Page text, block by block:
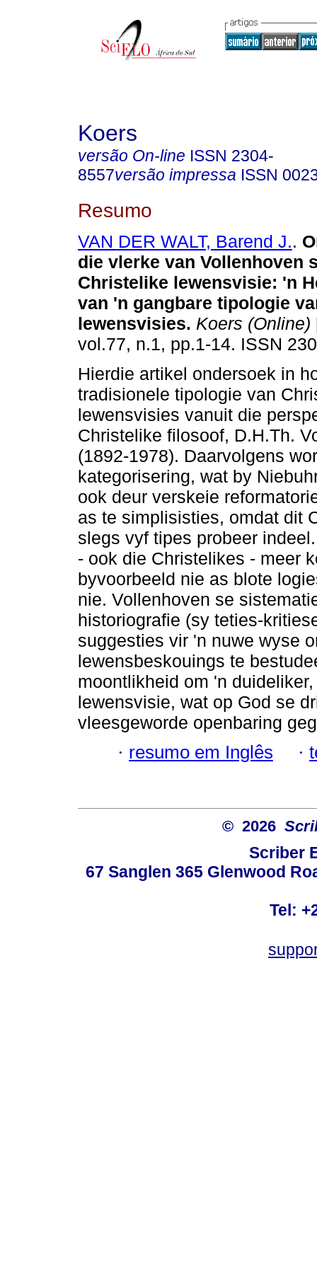
Koers
versão On-line ISSN 2304-
8557versão impressa ISSN
Resumo
VAN DER WALT, Barend J..
die vlerke van Vollenhoven
Christelike lewensvisie: 'n
van 'n gangbare tipologie
lewensvisies. Koers (Online)
vol.77, n.1, pp.1-14. ISSN
Hierdie artikel ondersoek in
tradisionele tipologie van
lewensvisies vanuit die
Christelike filosoof, D.H.Th.
(1892-1978). Daarvolgens
kategorisering, wat by
ook deur verskeie
as te simplisisties, omdat dit
slegs vyf tipes probeer
- ook die Christelikes - meer
byvoorbeeld nie as blote
nie. Vollenhoven se
historiografie (sy teties-
suggesties vir 'n nuwe wyse
lewensbeskouings te
moontlikheid om 'n
lewensvisie, wat op God se
vleesgeworde openbaring
· resumo em Inglês ·
© 2026
Scriber
67 Sanglen 365 Glenwood
Tel: